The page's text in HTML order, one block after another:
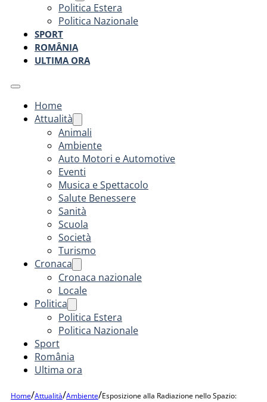
Politica Estera
Politica Nazionale
SPORT
ROMÂNIA
ULTIMA ORA
Home
Attualità
Animali
Ambiente
Auto Motori e Automotive
Eventi
Musica e Spettacolo
Salute Benessere
Sanità
Scuola
Società
Turismo
Cronaca
Cronaca nazionale
Locale
Politica
Politica Estera
Politica Nazionale
Sport
România
Ultima ora
Home/Attualità/Ambiente/Esposizione alla Radiazione nello Spazio: